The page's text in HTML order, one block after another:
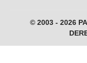
© 2003 - 2026